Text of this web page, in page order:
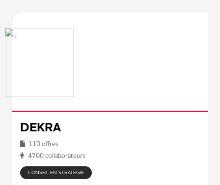
DEKRA
110 offres
4700 collaborateurs
CONSEIL EN STRATÉGIE